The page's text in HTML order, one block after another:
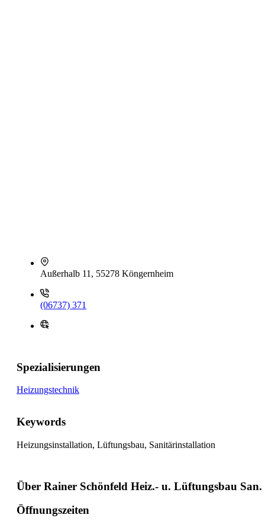
Außerhalb 11, 55278 Köngernheim
(06737) 371
Spezialisierungen
Heizungstechnik
Keywords
Heizungsinstallation, Lüftungsbau, Sanitärinstallation
Über Rainer Schönfeld Heiz.- u. Lüftungsbau
Öffnungszeiten